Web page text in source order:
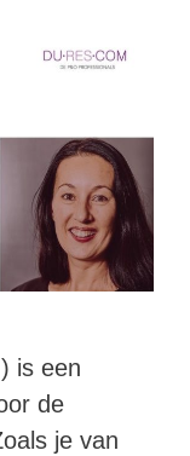
is een
de
je van